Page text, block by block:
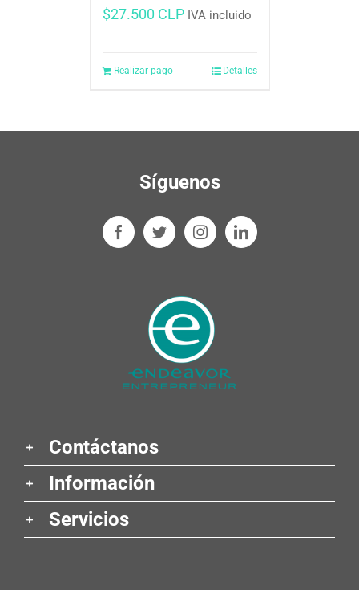
$27.500 CLP IVA incluido
Realizar pago Detalles
Síguenos
Contáctanos
Información
Servicios